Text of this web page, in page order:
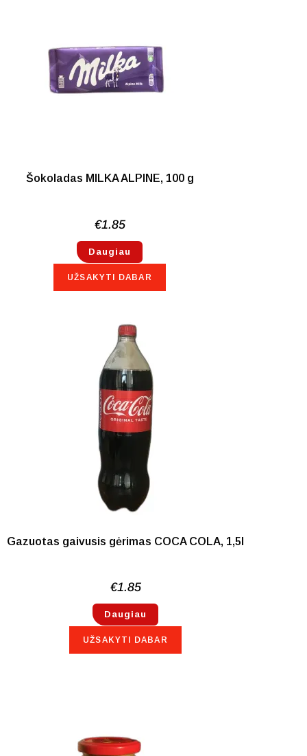
NETURIME
Šokoladas MILKA ALPINE, 100 g
€1.85
Daugiau
UŽSAKYTI DABAR
Gazuotas gaivusis gėrimas COCA COLA, 1,5l
€1.85
Daugiau
UŽSAKYTI DABAR